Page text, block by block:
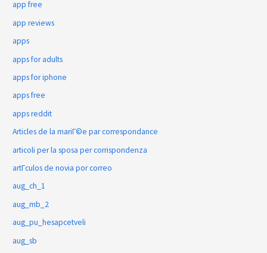
app free
app reviews
apps
apps for adults
apps for iphone
apps free
apps reddit
Articles de la mariГ©e par correspondance
articoli per la sposa per corrispondenza
artГ­culos de novia por correo
aug_ch_1
aug_mb_2
aug_pu_hesapcetveli
aug_sb